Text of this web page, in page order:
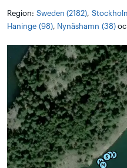
Region: Sweden (2182),
Haninge (98), Nynäshamn (38)